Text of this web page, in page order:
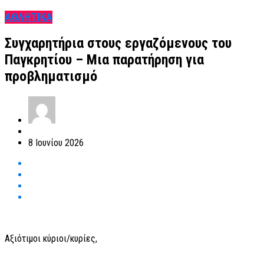
ΑΘΛΗΤΙΚΑ
Συγχαρητήρια στους εργαζόμενους του
Παγκρητίου – Μια παρατήρηση για
προβληματισμό
8 Ιουνίου 2026
Αξιότιμοι κύριοι/κυρίες,